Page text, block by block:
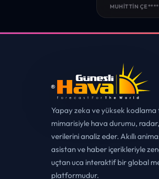
MUHITTIN
Yapay zeka ve yüksek
mimarisiyle hava durumu,
verilerini analiz eder. Akıllı
asistan ve haber içerikleriyle
uçtan uca interaktif bir global
platformudur.